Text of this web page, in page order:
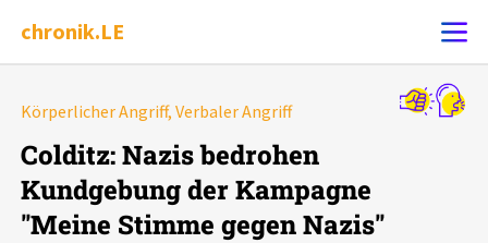
chronik.LE
Ereignis melden
Chronik
Körperlicher Angriff, Verbaler Angriff
Colditz: Nazis bedrohen
Kundgebung der Kampagne
"Meine Stimme gegen Nazis"
Alle Ereignisse
7502Ereignisse
Ereignisse Statistik